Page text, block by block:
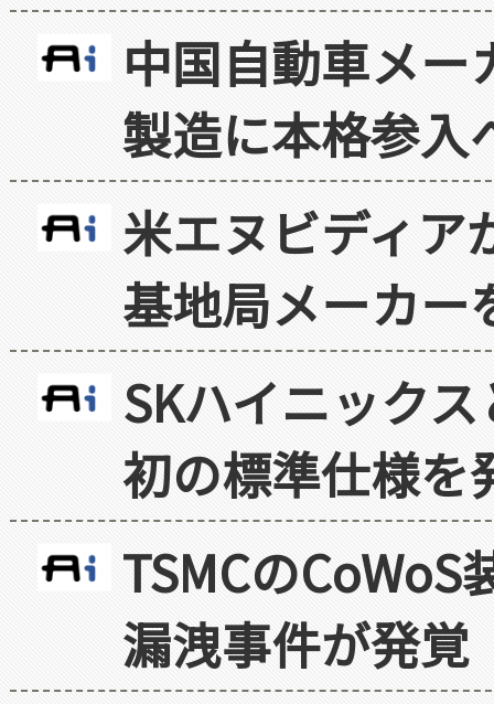
中国自動車メ
製造に本格参入
米エヌビディア
基地局メーカー
SKハイニック
初の標準仕様を
TSMCの
漏洩事件が発覚